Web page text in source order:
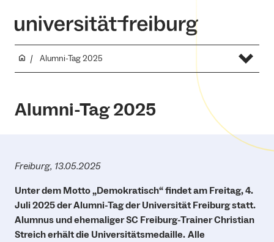
Alumni-Tag 2025
Alumni-Tag 2025
Freiburg, 13.05.2025
Unter dem Motto „Demokratisch“ findet am Freitag, 4.
Juli 2025 der Alumni-Tag der Universität Freiburg statt.
Alumnus und ehemaliger SC Freiburg-TrainerChristian
Streich erhält die Universitätsmedaille. Alle